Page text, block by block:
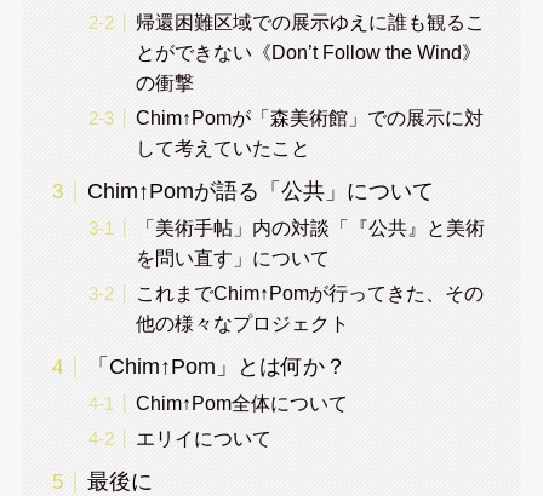
帰還困難区域での展示ゆえに誰も観るこ
とができない《Don’t Follow the Wind》
の衝撃
Chim↑Pomが「森美術館」での展示に対
して考えていたこと
Chim↑Pomが語る「公共」について
「美術手帖」内の対談「『公共』と美術
を問い直す」について
これまでChim↑Pomが行ってきた、その
他の様々なプロジェクト
「Chim↑Pom」とは何か？
Chim↑Pom全体について
エリイについて
最後に